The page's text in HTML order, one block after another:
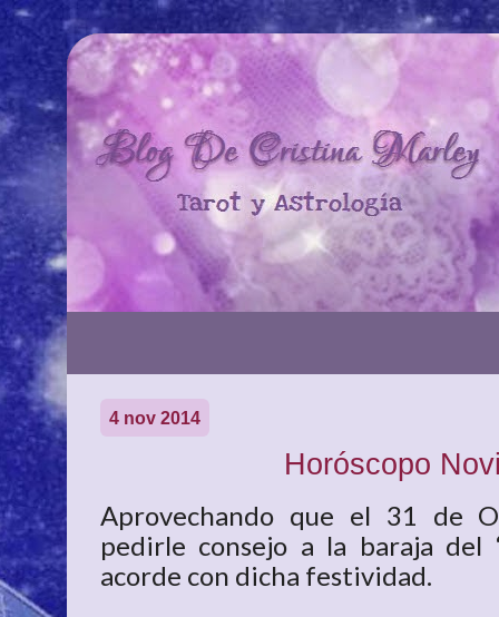
4 nov 2014
Horóscopo
Aprovechando que el 31 de
pedirle consejo a la baraja del
acorde con dicha festividad.